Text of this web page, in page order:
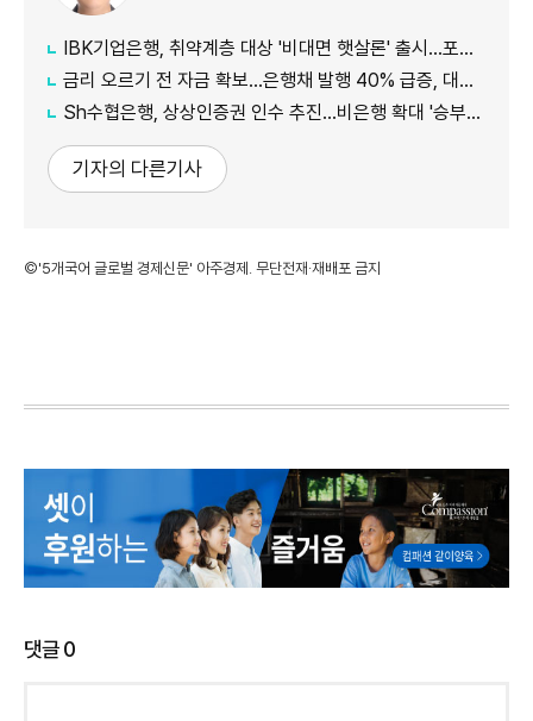
IBK기업은행, 취약계층 대상 '비대면 햇살론' 출시…포용금융 확대
금리 오르기 전 자금 확보…은행채 발행 40% 급증, 대출금리도 '들썩'
Sh수협은행, 상상인증권 인수 추진…비은행 확대 '승부수'
기자의 다른기사
©'5개국어 글로벌 경제신문' 아주경제. 무단전재·재배포 금지
댓글0